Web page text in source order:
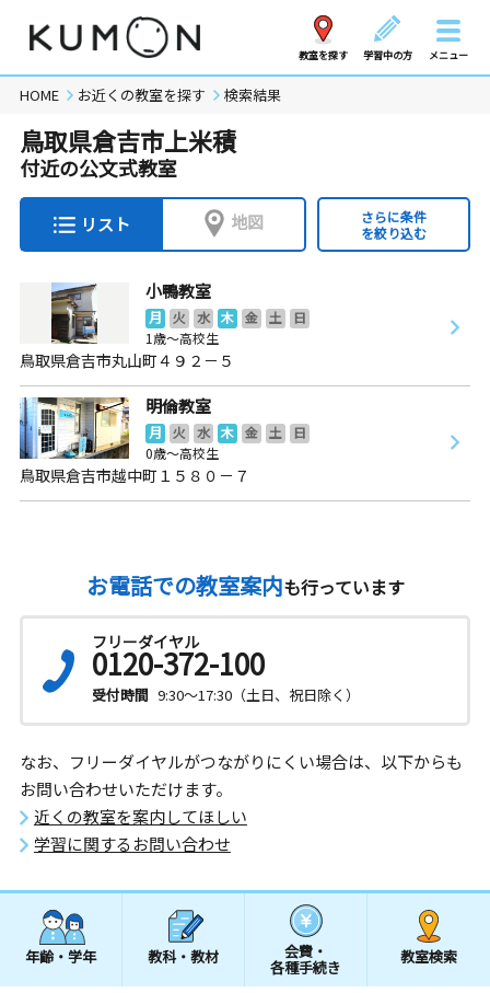
教室を探す 学習中の方 メニュー
HOME お近くの教室を探す 検索結果
鳥取県倉吉市上米積
付近の公文式教室
リスト 地図
さらに条件
を絞り込む
小鴨教室
月 火 水 木 金 土
日
1歳～高校生
鳥取県倉吉市丸山町４９２－５
明倫教室
月 火 水 木 金 土
日
0歳～高校生
鳥取県倉吉市越中町１５８０－７
お電話での教室案内も行っています
フリーダイヤル
0120-372-100
受付時間 9:30～17:30（土日、祝日除く）
なお、フリーダイヤルがつながりにくい場合は、以下からも
お問い合わせいただけます。
近くの教室を案内してほしい
学習に関するお問い合わせ
年齢・学年 教科・教材 会費・
各種手続き
教室検索